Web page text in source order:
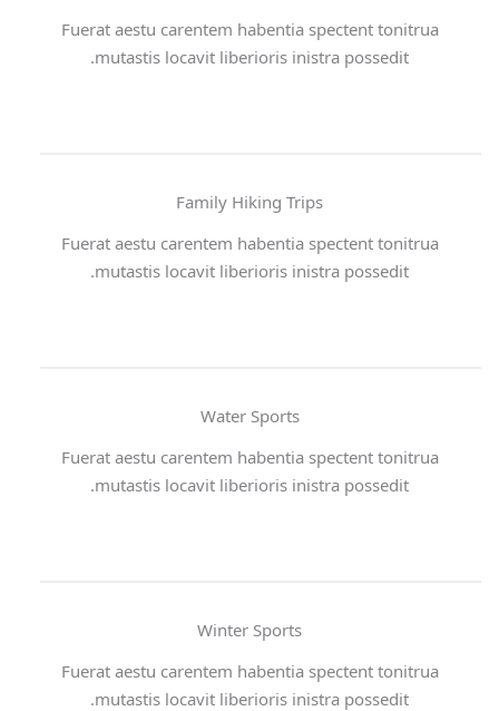
Fuerat aestu carentem habentia spectent tonitrua
mutastis locavit liberioris inistra possedit.
Family Hiking Trips
Fuerat aestu carentem habentia spectent tonitrua
mutastis locavit liberioris inistra possedit.
Water Sports
Fuerat aestu carentem habentia spectent tonitrua
mutastis locavit liberioris inistra possedit.
Winter Sports
Fuerat aestu carentem habentia spectent tonitrua
mutastis locavit liberioris inistra possedit.